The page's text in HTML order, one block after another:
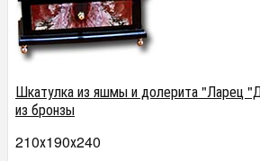
Шкатулка из яшмы и долерита "Ларец
из бронзы
210х190х240